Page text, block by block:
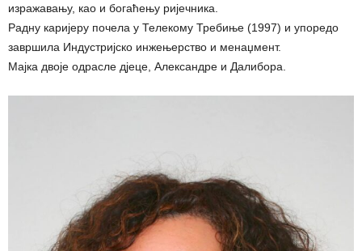
изражавању, као и богаћењу ријечника.
Радну каријеру почела у Телекому Требиње (1997) и упоредо
завршила Индустријско инжењерство и менаџмент.
Мајка двоје одрасле дјеце, Александре и Далибора.